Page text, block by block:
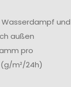
und
außen
pro
m²/24h)